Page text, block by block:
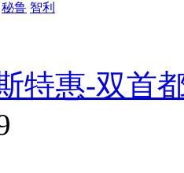
秘鲁 智利
特惠-双首